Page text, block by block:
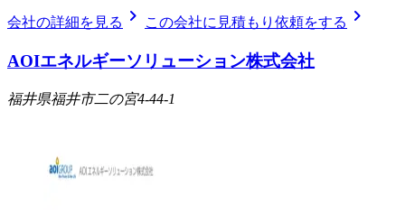
会社の詳細を見る chevron_right この会社に見積もり依頼をする chevron_right
AOIエネルギーソリューション株式会社
福井県福井市二の宮4-44-1